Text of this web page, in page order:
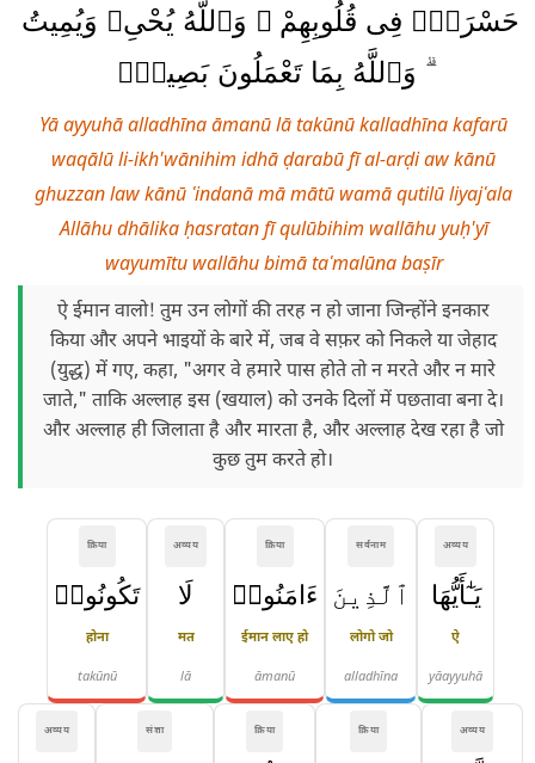
حَسْرَةًۭ فِى قُلُوبِهِمْ ۗ وَٱللَّهُ يُحْىِۦ وَيُمِيتُ
ۗ وَٱللَّهُ بِمَا تَعْمَلُونَ بَصِيرٌۭ
Yā ayyuhā alladhīna āmanū lā takūnū kalladhīna kafarū
waqālū li-ikh'wānihim idhā ḍarabū fī al-arḍi aw kānū
ghuzzan law kānū ʿindanā mā mātū wamā qutilū liyajʿala
Allāhu dhālika ḥasratan fī qulūbihim wallāhu yuḥ'yī
wayumītu wallāhu bimā taʿmalūna baṣīr
ऐ ईमान वालो! तुम उन लोगों की तरह न हो जाना जिन्होंने इनकार
किया और अपने भाइयों के बारे में, जब वे सफ़र को निकले या जेहाद
(युद्ध) में गए, कहा, "अगर वे हमारे पास होते तो न मरते और न मारे
जाते," ताकि अल्लाह इस (खयाल) को उनके दिलों में पछतावा बना दे।
और अल्लाह ही जिलाता है और मारता है, और अल्लाह देख रहा है जो
कुछ तुम करते हो।
अव्यय
يَـٰٓأَيُّهَا
ऐ
yāayyuhā
सर्वनाम
ٱلَّذِينَ
लोगो जो
alladhīna
क्रिया
ءَامَنُوا۟
ईमान लाए हो
āmanū
अव्यय
لَا
मत
lā
क्रिया
تَكُونُوا۟
होना
takūnū
अव्यय
क्रिया
क्रिया
संज्ञा
अव्यय